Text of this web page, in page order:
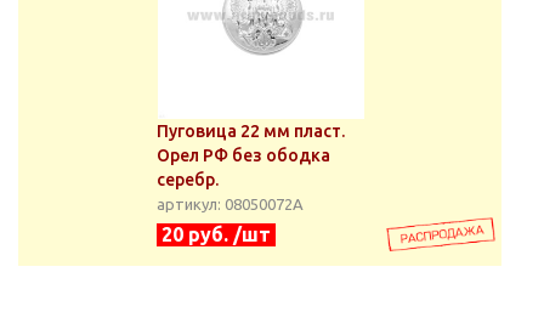
Пуговица 22 мм пласт.
Орел РФ без ободка
серебр.
артикул: 08050072А
20 руб. /шт